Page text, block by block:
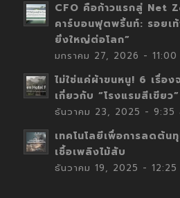
CFO คือก้าวแรกสู่ Net
คาร์บอนฟุตพริ้นท์: รอยเ
ยิ่งใหญ่ต่อโลก”
มกราคม 27, 2026 - 11:00
ไม่ใช่แค่ผ้าขนหนู! 6 เรื่อ
เกี่ยวกับ “โรงแรมสีเขียว
ธันวาคม 23, 2025 - 9:35
เทคโนโลยีเพื่อการลดต้น
เชื้อเพลิงไม้สับ
ธันวาคม 19, 2025 - 12:25